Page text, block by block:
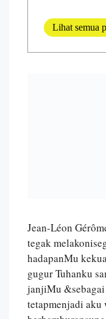
Lihat semua
Jean-Léon
tegak
hadapanMu
gugur Tuhanku
janjiMu
tetapmenjadi aku